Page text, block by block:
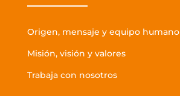
Origen, mensaje y equipo humano
Misión, visión y valores
Trabaja con nosotros